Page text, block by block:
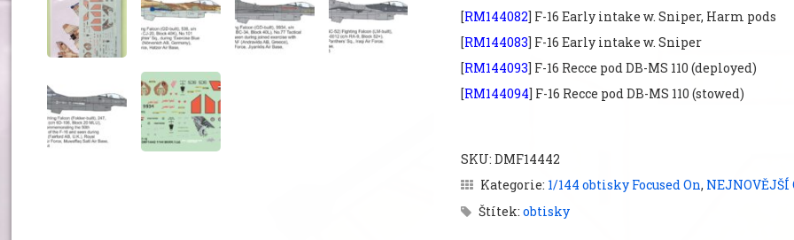
[RM144082] F-16 Early intake w. Sniper, Harm pods
[RM144083] F-16 Early intake w. Sniper
[RM144093] F-16 Recce pod DB-MS 110 (deployed)
[RM144094] F-16 Recce pod DB-MS 110 (stowed)
SKU: DMF14442
Kategorie: 1/144 obtisky Focused On, NEJNOVĚJŠÍ
Štítek: obtisky